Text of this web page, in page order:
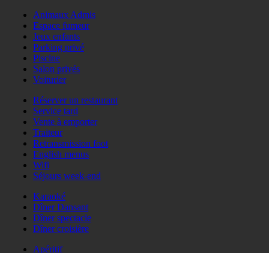
Animaux Admis
Espace fumeur
Jeux enfants
Parking privé
Piscine
Salon privés
Voiturier
Réserver un restaurant
Service tard
Vente à emporter
Traiteur
Retransmission foot
English menus
Wifi
Séjours week-end
Karaoké
Dîner Dansant
Dîner spectacle
Dîner croisière
Apéritif